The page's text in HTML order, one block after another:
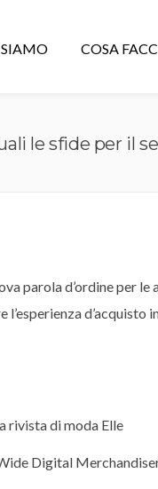
COSA
le sfide per il
parola d’ordine per
l’esperienza
rivista di moda Elle
Digital